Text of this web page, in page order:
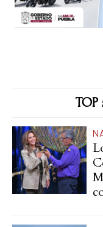
TOP